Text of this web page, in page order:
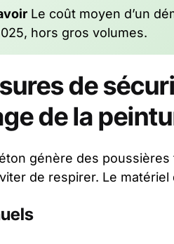
Le coût moyen d’un
hors gros volumes.
de
de la
génère des
de respirer. Le